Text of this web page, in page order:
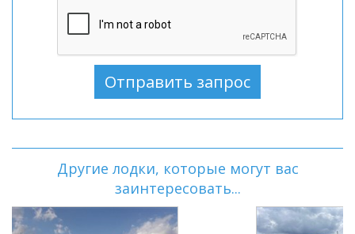
Другие лодки, которые могут вас
заинтересовать...